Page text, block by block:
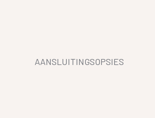
AANSLUITINGSOPSIES